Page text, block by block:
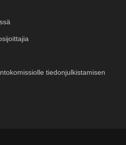
tiedonjulkistamisen